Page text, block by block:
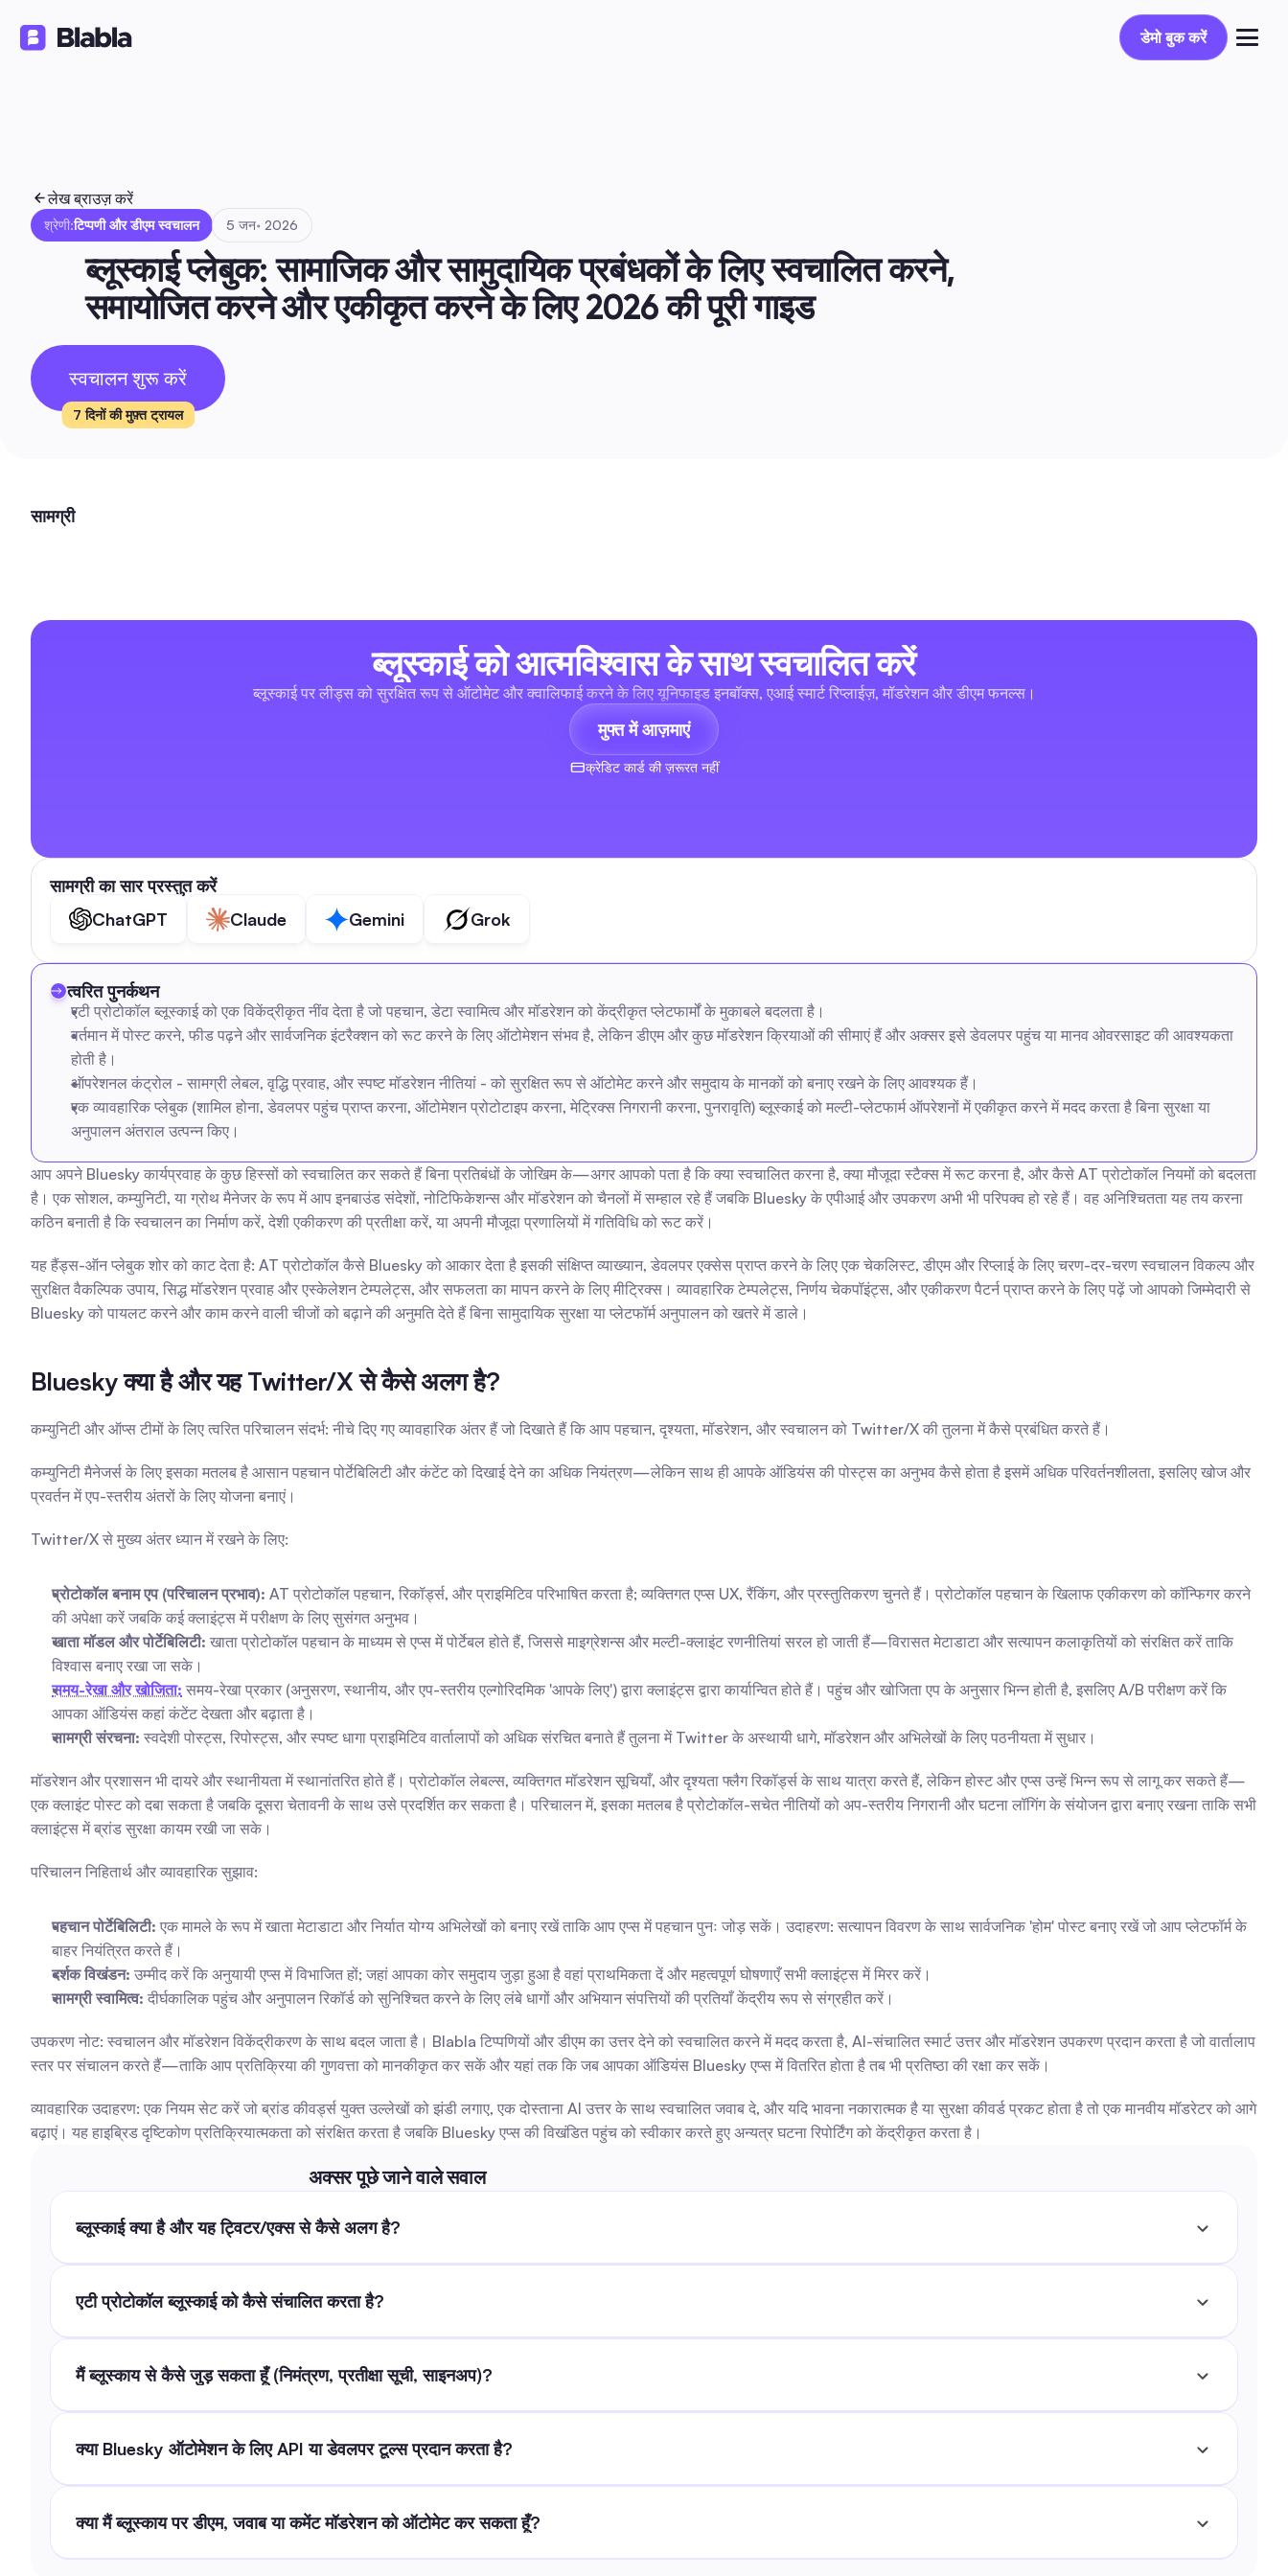
डेमो बुक करें
डेमो बुक करें
लेख ब्राउज़ करें
श्रेणी:टिप्पणी और डीएम स्वचालन 5 जन॰ 2026
ब्लूस्काई प्लेबुक: सामाजिक और सामुदायिक प्रबंधकों के लिए स्वचालित करने,
समायोजित करने और एकीकृत करने के लिए 2026 की पूरी गाइड
स्वचालन शुरू करें
7 दिनों की मुफ़्त ट्रायल
सामग्री
सामग्री का सार प्रस्तुत करें
ChatGPT
Claude Gemini Grok
त्वरित पुनर्कथन
एटी प्रोटोकॉल ब्लूस्काई को एक विकेंद्रीकृत नींव देता है जो पहचान, डेटा स्वामित्व और मॉडरेशन को केंद्रीकृत प्लेटफार्मों के मुकाबले बदलता है।
वर्तमान में पोस्ट करने, फीड पढ़ने और सार्वजनिक इंटरैक्शन को रूट करने के लिए ऑटोमेशन संभव है, लेकिन डीएम और कुछ मॉडरेशन क्रियाओं की सीमाएं हैं और अक्सर इसे डेवलपर पहुंच या मानव ओवरसाइट की आवश्यकता
होती है।
ऑपरेशनल कंट्रोल - सामग्री लेबल, वृद्धि प्रवाह, और स्पष्ट मॉडरेशन नीतियां - को सुरक्षित रूप से ऑटोमेट करने और समुदाय के मानकों को बनाए रखने के लिए आवश्यक हैं।
एक व्यावहारिक प्लेबुक (शामिल होना, डेवलपर पहुंच प्राप्त करना, ऑटोमेशन प्रोटोटाइप करना, मेट्रिक्स निगरानी करना, पुनरावृति) ब्लूस्काई को मल्टी-प्लेटफार्म ऑपरेशनों में एकीकृत करने में मदद करता है बिना सुरक्षा या
अनुपालन अंतराल उत्पन्न किए।
आप अपने Bluesky कार्यप्रवाह के कुछ हिस्सों को स्वचालित कर सकते हैं बिना प्रतिबंधों के जोखिम के—अगर आपको पता है कि क्या स्वचालित करना है, क्या मौजूदा स्टैक्स में रूट करना है, और कैसे AT प्रोटोकॉल नियमों को बदलता
है। एक सोशल, कम्युनिटी, या ग्रोथ मैनेजर के रूप में आप इनबाउंड संदेशों, नोटिफिकेशन्स और मॉडरेशन को चैनलों में सम्हाल रहे हैं जबकि Bluesky के एपीआई और उपकरण अभी भी परिपक्व हो रहे हैं। वह अनिश्चितता यह तय करना
कठिन बनाती है कि स्वचालन का निर्माण करें, देशी एकीकरण की प्रतीक्षा करें, या अपनी मौजूदा प्रणालियों में गतिविधि को रूट करें।
यह हैंड्स-ऑन प्लेबुक शोर को काट देता है: AT प्रोटोकॉल कैसे Bluesky को आकार देता है इसकी संक्षिप्त व्याख्यान, डेवलपर एक्सेस प्राप्त करने के लिए एक चेकलिस्ट, डीएम और रिप्लाई के लिए चरण-दर-चरण स्वचालन विकल्प और
सुरक्षित वैकल्पिक उपाय, सिद्ध मॉडरेशन प्रवाह और एस्केलेशन टेम्पलेट्स, और सफलता का मापन करने के लिए मीट्रिक्स। व्यावहारिक टेम्पलेट्स, निर्णय चेकपॉइंट्स, और एकीकरण पैटर्न प्राप्त करने के लिए पढ़ें जो आपको जिम्मेदारी से
Bluesky को पायलट करने और काम करने वाली चीजों को बढ़ाने की अनुमति देते हैं बिना सामुदायिक सुरक्षा या प्लेटफॉर्म अनुपालन को खतरे में डाले।
Bluesky क्या है और यह Twitter/X से कैसे अलग है?
कम्युनिटी और ऑप्स टीमों के लिए त्वरित परिचालन संदर्भ: नीचे दिए गए व्यावहारिक अंतर हैं जो दिखाते हैं कि आप पहचान, दृश्यता, मॉडरेशन, और स्वचालन को Twitter/X की तुलना में कैसे प्रबंधित करते हैं।
कम्युनिटी मैनेजर्स के लिए इसका मतलब है आसान पहचान पोर्टेबिलिटी और कंटेंट को दिखाई देने का अधिक नियंत्रण—लेकिन साथ ही आपके ऑडियंस की पोस्ट्स का अनुभव कैसे होता है इसमें अधिक परिवर्तनशीलता, इसलिए खोज और
प्रवर्तन में एप-स्तरीय अंतरों के लिए योजना बनाएं।
Twitter/X से मुख्य अंतर ध्यान में रखने के लिए:
प्रोटोकॉल बनाम एप (परिचालन प्रभाव): AT प्रोटोकॉल पहचान, रिकॉर्ड्स, और प्राइमिटिव परिभाषित करता है; व्यक्तिगत एप्स UX, रैंकिंग, और प्रस्तुतिकरण चुनते हैं। प्रोटोकॉल पहचान के खिलाफ एकीकरण को कॉन्फिगर करने
की अपेक्षा करें जबकि कई क्लाइंट्स में परीक्षण के लिए सुसंगत अनुभव।
खाता मॉडल और पोर्टेबिलिटी: खाता प्रोटोकॉल पहचान के माध्यम से एप्स में पोर्टेबल होते हैं, जिससे माइग्रेशन्स और मल्टी-क्लाइंट रणनीतियां सरल हो जाती हैं—विरासत मेटाडाटा और सत्यापन कलाकृतियों को संरक्षित करें ताकि
विश्वास बनाए रखा जा सके।
समय-रेखा और खोजिता: समय-रेखा प्रकार (अनुसरण, स्थानीय, और एप-स्तरीय एल्गोरिदमिक 'आपके लिए') द्वारा क्लाइंट्स द्वारा कार्यान्वित होते हैं। पहुंच और खोजिता एप के अनुसार भिन्न होती है, इसलिए A/B परीक्षण करें कि
आपका ऑडियंस कहां कंटेंट देखता और बढ़ाता है।
सामग्री संरचना: स्वदेशी पोस्ट्स, रिपोस्ट्स, और स्पष्ट धागा प्राइमिटिव वार्तालापों को अधिक संरचित बनाते हैं तुलना में Twitter के अस्थायी धागे, मॉडरेशन और अभिलेखों के लिए पठनीयता में सुधार।
मॉडरेशन और प्रशासन भी दायरे और स्थानीयता में स्थानांतरित होते हैं। प्रोटोकॉल लेबल्स, व्यक्तिगत मॉडरेशन सूचियाँ, और दृश्यता फ्लैग रिकॉर्ड्स के साथ यात्रा करते हैं, लेकिन होस्ट और एप्स उन्हें भिन्न रूप से लागू कर सकते हैं—
एक क्लाइंट पोस्ट को दबा सकता है जबकि दूसरा चेतावनी के साथ उसे प्रदर्शित कर सकता है। परिचालन में, इसका मतलब है प्रोटोकॉल-सचेत नीतियों को अप-स्तरीय निगरानी और घटना लॉगिंग के संयोजन द्वारा बनाए रखना ताकि सभी
क्लाइंट्स में ब्रांड सुरक्षा कायम रखी जा सके।
परिचालन निहितार्थ और व्यावहारिक सुझाव:
पहचान पोर्टेबिलिटी: एक मामले के रूप में खाता मेटाडाटा और निर्यात योग्य अभिलेखों को बनाए रखें ताकि आप एप्स में पहचान पुनः जोड़ सकें। उदाहरण: सत्यापन विवरण के साथ सार्वजनिक 'होम' पोस्ट बनाए रखें जो आप प्लेटफॉर्म के
बाहर नियंत्रित करते हैं।
दर्शक विखंडन: उम्मीद करें कि अनुयायी एप्स में विभाजित हों; जहां आपका कोर समुदाय जुड़ा हुआ है वहां प्राथमिकता दें और महत्वपूर्ण घोषणाएँ सभी क्लाइंट्स में मिरर करें।
सामग्री स्वामित्व: दीर्घकालिक पहुंच और अनुपालन रिकॉर्ड को सुनिश्चित करने के लिए लंबे धागों और अभियान संपत्तियों की प्रतियाँ केंद्रीय रूप से संग्रहीत करें।
उपकरण नोट: स्वचालन और मॉडरेशन विकेंद्रीकरण के साथ बदल जाता है। Blabla टिप्पणियों और डीएम का उत्तर देने को स्वचालित करने में मदद करता है, AI-संचालित स्मार्ट उत्तर और मॉडरेशन उपकरण प्रदान करता है जो वार्तालाप
स्तर पर संचालन करते हैं—ताकि आप प्रतिक्रिया की गुणवत्ता को मानकीकृत कर सकें और यहां तक कि जब आपका ऑडियंस Bluesky एप्स में वितरित होता है तब भी प्रतिष्ठा की रक्षा कर सकें।
व्यावहारिक उदाहरण: एक नियम सेट करें जो ब्रांड कीवर्ड्स युक्त उल्लेखों को झंडी लगाए, एक दोस्ताना AI उत्तर के साथ स्वचालित जवाब दे, और यदि भावना नकारात्मक है या सुरक्षा कीवर्ड प्रकट होता है तो एक मानवीय मॉडरेटर को आगे
बढ़ाएं। यह हाइब्रिड दृष्टिकोण प्रतिक्रियात्मकता को संरक्षित करता है जबकि Bluesky एप्स की विखंडित पहुंच को स्वीकार करते हुए अन्यत्र घटना रिपोर्टिंग को केंद्रीकृत करता है।
अक्सर पूछे जाने वाले सवाल
ब्लूस्काई क्या है और यह ट्विटर/एक्स से कैसे अलग है?
एटी प्रोटोकॉल ब्लूस्काई को कैसे संचालित करता है?
मैं ब्लूस्काय से कैसे जुड़ सकता हूँ (निमंत्रण, प्रतीक्षा सूची, साइनअप)?
क्या Bluesky ऑटोमेशन के लिए API या डेवलपर टूल्स प्रदान करता है?
क्या मैं ब्लूस्काय पर डीएम, जवाब या कमेंट मॉडरेशन को ऑटोमेट कर सकता हूँ?
ब्लूस्काई को आत्मविश्वास के साथ स्वचालित करें
ब्लूस्काई पर लीड्स को सुरक्षित रूप से ऑटोमेट और क्वालिफाई करने के लिए यूनिफाइड इनबॉक्स, एआई स्मार्ट रिप्लाईज़, मॉडरेशन और डीएम फनल्स।
मुफ्त में आज़माएं
क्रेडिट कार्ड की ज़रूरत नहीं